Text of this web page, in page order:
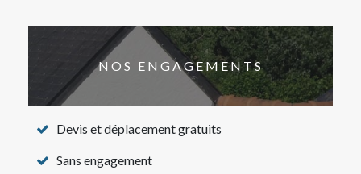
NOS ENGAGEMENTS
Devis et déplacement gratuits
Sans engagement